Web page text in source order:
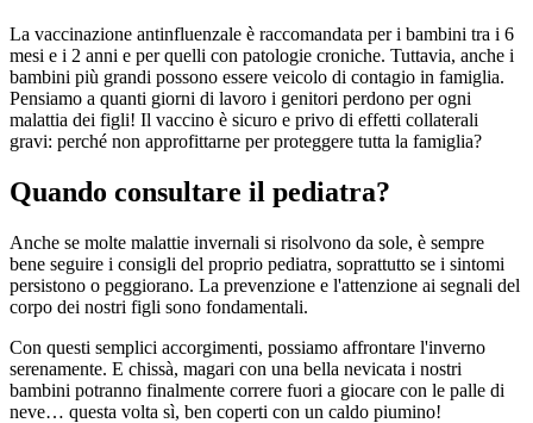
La vaccinazione antinfluenzale è raccomandata per i bambini tra i 6
mesi e i 2 anni e per quelli con patologie croniche. Tuttavia, anche i
bambini più grandi possono essere veicolo di contagio in famiglia.
Pensiamo a quanti giorni di lavoro i genitori perdono per ogni
malattia dei figli! Il vaccino è sicuro e privo di effetti collaterali
gravi: perché non approfittarne per proteggere tutta la famiglia?
Quando consultare il pediatra?
Anche se molte malattie invernali si risolvono da sole, è sempre
bene seguire i consigli del proprio pediatra, soprattutto se i sintomi
persistono o peggiorano. La prevenzione e l'attenzione ai segnali del
corpo dei nostri figli sono fondamentali.
Con questi semplici accorgimenti, possiamo affrontare l'inverno
serenamente. E chissà, magari con una bella nevicata i nostri
bambini potranno finalmente correre fuori a giocare con le palle di
neve… questa volta sì, ben coperti con un caldo piumino!